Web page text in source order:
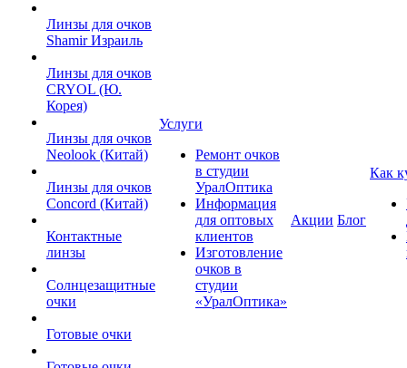
Линзы для очков
Shamir Израиль
Линзы для очков
CRYOL (Ю.
Корея)
Линзы для очков
Neolook (Китай)
Линзы для очков
Concord (Китай)
Контактные
линзы
Солнцезащитные
очки
Готовые очки
Услуги
Ремонт очков
в студии
УралОптика
Информация
для оптовых
клиентов
Изготовление
очков в
студии
«УралОптика»
Акции Блог
Как